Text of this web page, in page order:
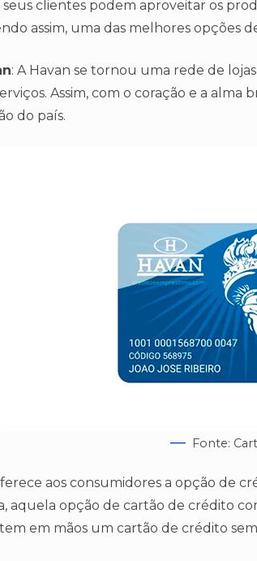
seus clientes podem aproveitar os
assim, uma das melhores opções
: A Havan se tornou uma rede de
Assim, com o coração e a alma
do país.
Fonte:
aos consumidores a opção de
aquela opção de cartão de crédito
em mãos um cartão de crédito